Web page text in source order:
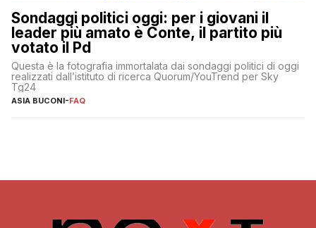
Sondaggi politici oggi: per i giovani il
leader più amato è Conte, il partito più
votato il Pd
Questa è la fotografia immortalata dai sondaggi politici di oggi
realizzati dall’istituto di ricerca Quorum/YouTrend per Sky
Tg24
ASIA BUCONI-FAQ